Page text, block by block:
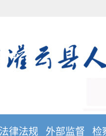
法律法规 外部监督 检